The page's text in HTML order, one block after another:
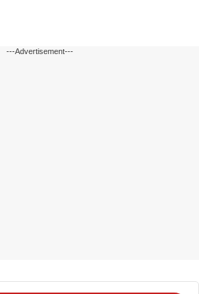
---Advertisement---